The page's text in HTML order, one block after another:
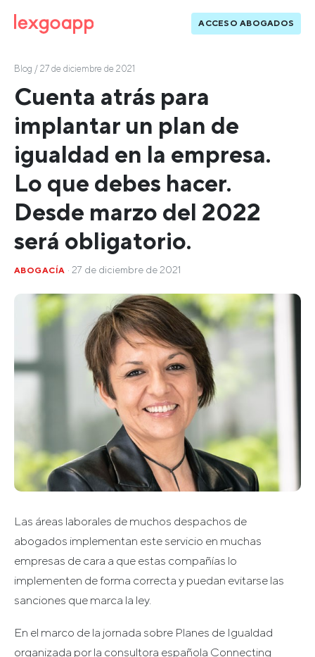
ACCESO ABOGADOS
Blog / 27 de diciembre de 2021
Cuenta atrás para
implantar un plan de
igualdad en la empresa.
Lo que debes hacer.
Desde marzo del 2022
será obligatorio.
ABOGACÍA · 27 de diciembre de 2021
Las áreas laborales de muchos despachos de
abogados implementan este servicio en muchas
empresas de cara a que estas compañías lo
implementen de forma correcta y puedan evitarse las
sanciones que marca la ley.
En el marco de la jornada sobre Planes de Igualdad
organizada por la consultora española Connecting